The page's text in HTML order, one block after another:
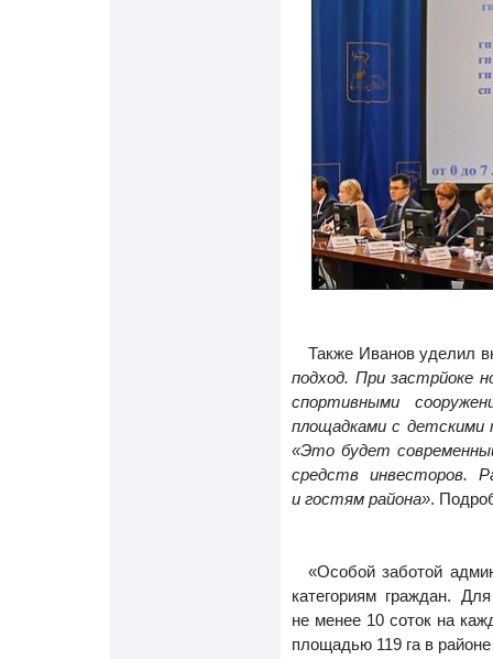
Также Иванов уделил
подход. При застрйоке
спортивными
площадками с
«Это будет
средств инвесторов.
и гостям района».
«Особой заботой
категориям граждан.
не менее 10 соток на
площадью 119 га в